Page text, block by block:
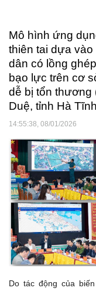
Mô hình ứng
thiên tai dựa
dân có lồng
bạo lực trên cơ
dễ bị tổn thương
Duệ, tỉnh Hà
14:55:38, 08/01/2026
Do tác động của